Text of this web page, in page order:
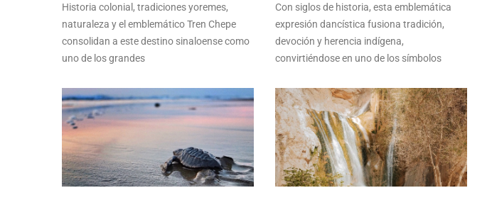
Historia colonial, tradiciones yoremes,
naturaleza y el emblemático Tren Chepe
consolidan a este destino sinaloense como
uno de los grandes
Con siglos de historia, esta emblemática
expresión dancística fusiona tradición,
devoción y herencia indígena,
convirtiéndose en uno de los símbolos